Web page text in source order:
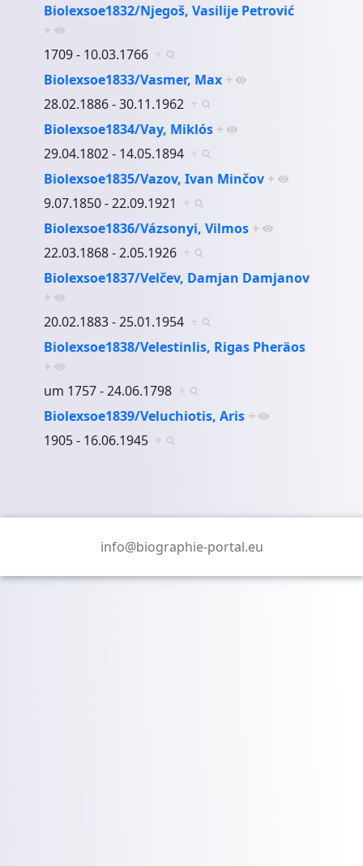
Biolexsoe1832/Njegoš, Vasilije Petrović
+
1709 - 10.03.1766 +
Biolexsoe1833/Vasmer, Max +
28.02.1886 - 30.11.1962 +
Biolexsoe1834/Vay, Miklós +
29.04.1802 - 14.05.1894 +
Biolexsoe1835/Vazov, Ivan Minčov +
9.07.1850 - 22.09.1921 +
Biolexsoe1836/Vázsonyi, Vilmos +
22.03.1868 - 2.05.1926 +
Biolexsoe1837/Velčev, Damjan Damjanov
+
20.02.1883 - 25.01.1954 +
Biolexsoe1838/Velestinlis, Rigas Pheräos
+
um 1757 - 24.06.1798 +
Biolexsoe1839/Veluchiotis, Aris +
1905 - 16.06.1945 +
info@biographie-portal.eu